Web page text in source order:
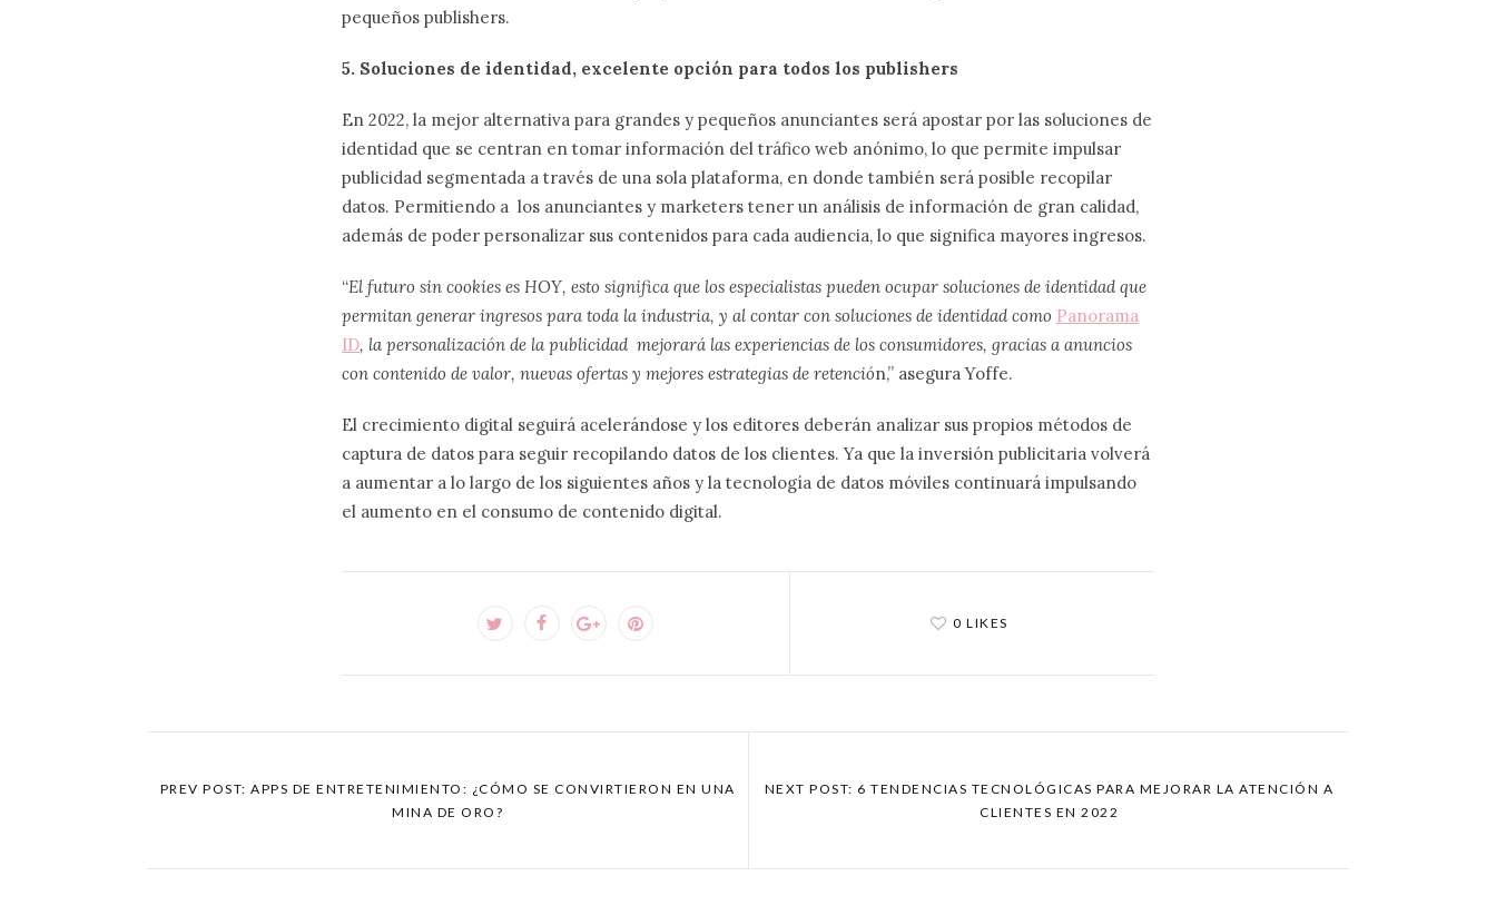
pequeños publishers.
5. Soluciones de identidad, excelente opción para todos los publishers
En 2022, la mejor alternativa para grandes y pequeños anunciantes será apostar por las soluciones de
identidad que se centran en tomar información del tráfico web anónimo, lo que permite impulsar
publicidad segmentada a través de una sola plataforma, en donde también será posible recopilar
datos. Permitiendo a los anunciantes y marketers tener un análisis de información de gran calidad,
además de poder personalizar sus contenidos para cada audiencia, lo que significa mayores ingresos.
“El futuro sin cookies es HOY, esto significa que los especialistas pueden ocupar soluciones de identidad que
permitan generar ingresos para toda la industria, y al contar con soluciones de identidad como Panorama
ID, la personalización de la publicidad mejorará las experiencias de los consumidores, gracias a anuncios
con contenido de valor, nuevas ofertas y mejores estrategias de retención,” asegura Yoffe.
El crecimiento digital seguirá acelerándose y los editores deberán analizar sus propios métodos de
captura de datos para seguir recopilando datos de los clientes. Ya que la inversión publicitaria volverá
a aumentar a lo largo de los siguientes años y la tecnología de datos móviles continuará impulsando
el aumento en el consumo de contenido digital.
0 LIKES
PREV POST: APPS DE ENTRETENIMIENTO: ¿CÓMO SE CONVIRTIERON EN UNA
MINA DE ORO?
NEXT POST: 6 TENDENCIAS TECNOLÓGICAS PARA MEJORAR LA ATENCIÓN A
CLIENTES EN 2022